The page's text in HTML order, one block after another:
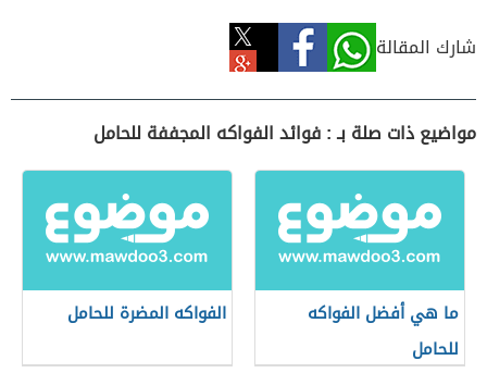
شارك المقالة
مواضيع ذات صلة بـ : فوائد الفواكه المجففة للحامل
ما هي أفضل الفواكه
للحامل
الفواكه المضرة للحامل